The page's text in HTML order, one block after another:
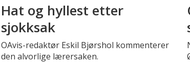
Hat og hyllest etter
sjokksak
OAvis-redaktør Eskil Bjørshol kommenterer
den alvorlige lærersaken.